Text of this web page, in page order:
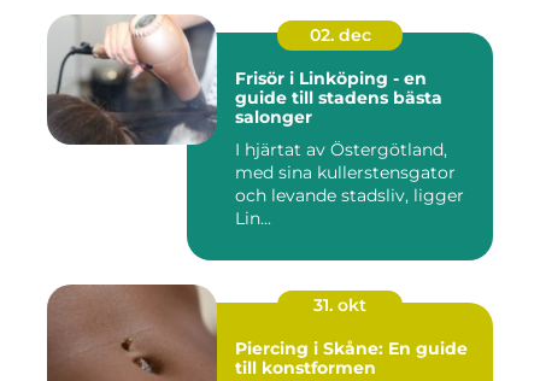
02. dec
Frisör i Linköping - en
guide till stadens bästa
salonger
I hjärtat av Östergötland,
med sina kullerstensgator
och levande stadsliv, ligger
Lin...
31. okt
Piercing i Skåne: En guide
till konstformen